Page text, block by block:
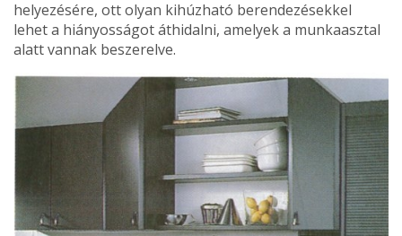
helyezésére, ott olyan kihúzható berendezésekkel
lehet a hiányosságot áthidalni, amelyek a munkaasztal
alatt vannak beszerelve.